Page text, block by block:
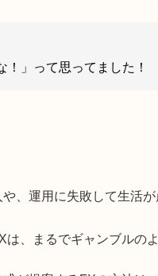
」って思ってました！
、運用に失敗して生活
、まるでギャンブルの